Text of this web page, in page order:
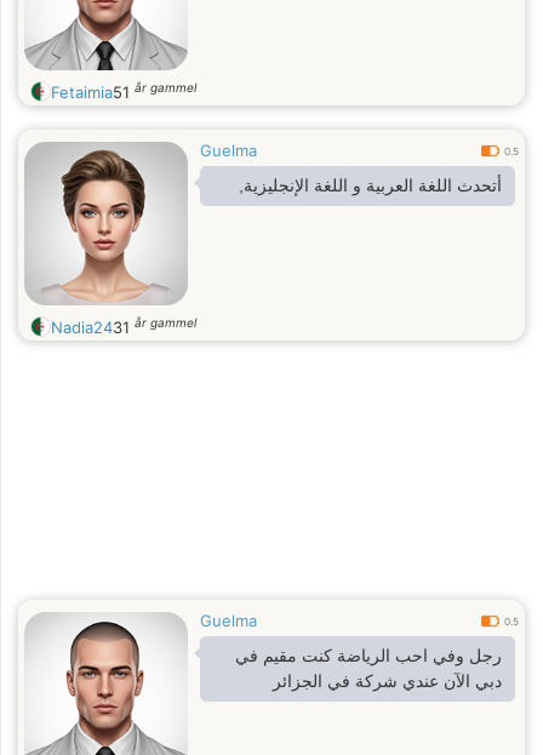
Fetaimia51 år gammel
Guelma 0.5
أتحدث اللغة العربية و اللغة الإنجليزية,
Nadia2431 år gammel
Guelma 0.5
رجل وفي احب الرياضة كنت مقيم في
دبي الآن عندي شركة في الجزائر